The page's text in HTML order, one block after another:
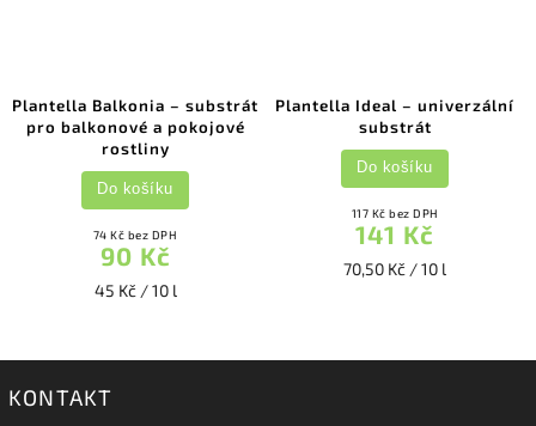
Plantella Balkonia – substrát
pro balkonové a pokojové
rostliny
74 Kč bez DPH
90 Kč
45 Kč / 10 l
Do košíku
Plantella Ideal – univerzální
substrát
117 Kč bez DPH
141 Kč
70,50 Kč / 10 l
Do košíku
KONTAKT